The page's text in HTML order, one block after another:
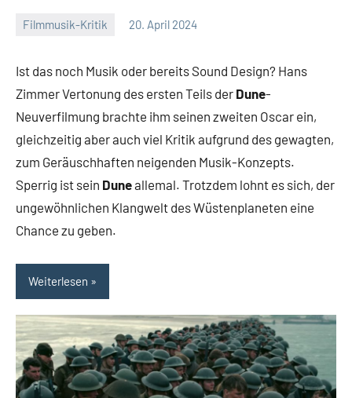
Filmmusik-Kritik 20. April 2024
Ist das noch Musik oder bereits Sound Design? Hans
Zimmer Vertonung des ersten Teils der Dune-
Neuverfilmung brachte ihm seinen zweiten Oscar ein,
gleichzeitig aber auch viel Kritik aufgrund des gewagten,
zum Geräuschhaften neigenden Musik-Konzepts.
Sperrig ist sein Duneallemal. Trotzdem lohnt es sich, der
ungewöhnlichen Klangwelt des Wüstenplaneten eine
Chance zu geben.
Weiterlesen